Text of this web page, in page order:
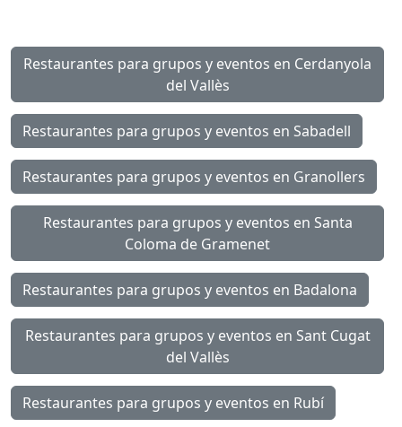
Restaurantes para grupos y eventos en Cerdanyola
del Vallès
Restaurantes para grupos y eventos en Sabadell
Restaurantes para grupos y eventos en Granollers
Restaurantes para grupos y eventos en Santa
Coloma de Gramenet
Restaurantes para grupos y eventos en Badalona
Restaurantes para grupos y eventos en Sant Cugat
del Vallès
Restaurantes para grupos y eventos en Rubí